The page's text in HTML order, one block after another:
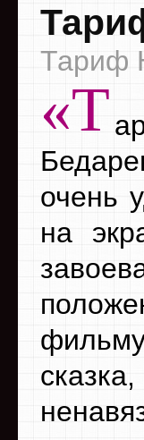
Тариф
«Т
очень
на